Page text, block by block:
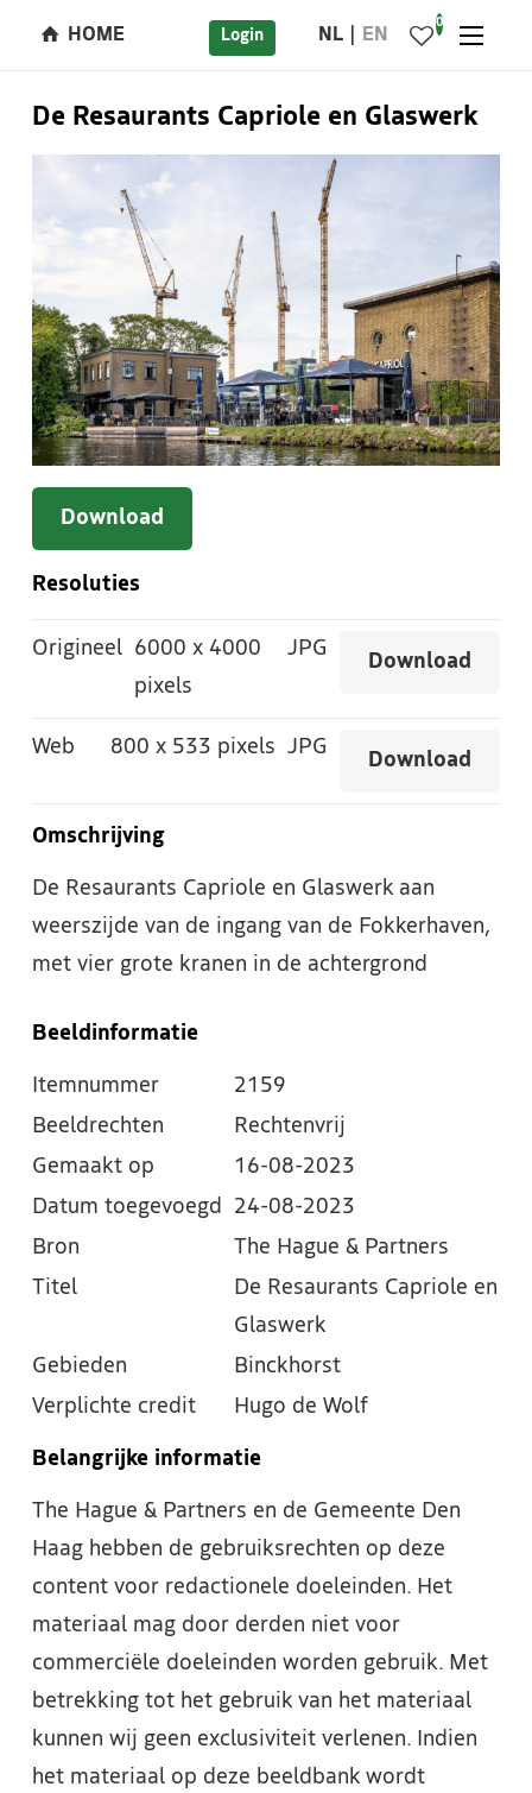
HOME Login NL EN
0
De Resaurants Capriole en Glaswerk
Download
Resoluties
Origineel 6000 x 4000
pixels
JPG
Download
Web 800 x 533 pixels JPG
Download
Omschrijving
De Resaurants Capriole en Glaswerk aan
weerszijde van de ingang van de Fokkerhaven,
met vier grote kranen in de achtergrond
Beeldinformatie
Itemnummer
2159
Beeldrechten
Rechtenvrij
Gemaakt op
16-08-2023
Datum toegevoegd
24-08-2023
Bron
The Hague & Partners
Titel
De Resaurants Capriole en
Glaswerk
Gebieden
Binckhorst
Verplichte credit
Hugo de Wolf
Belangrijke informatie
The Hague & Partners en de Gemeente Den
Haag hebben de gebruiksrechten op deze
content voor redactionele doeleinden. Het
materiaal mag door derden niet voor
commerciële doeleinden worden gebruik. Met
betrekking tot het gebruik van het materiaal
kunnen wij geen exclusiviteit verlenen. Indien
het materiaal op deze beeldbank wordt